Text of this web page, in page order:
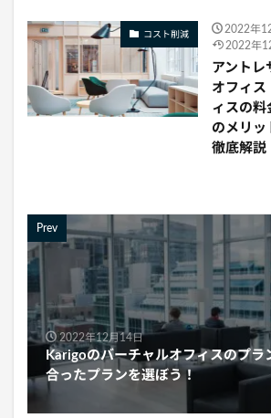
コスト削減
2022年
2022年
アントレ
オフィス
ィスの料
のメリッ
徹底解説
Prev
2022年12月14日
Karigoのバーチャルオフィスのプラ
合ったプランを選ぼう！